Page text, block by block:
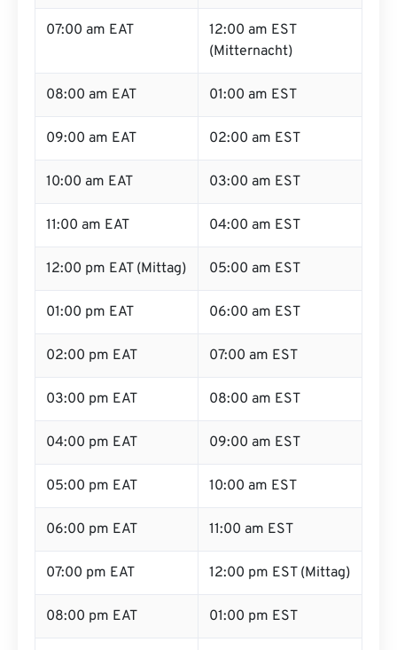
07:00 am EAT
12:00 am EST
(Mitternacht)
08:00 am EAT 01:00 am EST
09:00 am EAT 02:00 am EST
10:00 am EAT 03:00 am EST
11:00 am EAT 04:00 am EST
12:00 pm EAT (Mittag) 05:00 am EST
01:00 pm EAT 06:00 am EST
02:00 pm EAT 07:00 am EST
03:00 pm EAT 08:00 am EST
04:00 pm EAT 09:00 am EST
05:00 pm EAT 10:00 am EST
06:00 pm EAT 11:00 am EST
07:00 pm EAT 12:00 pm EST (Mittag)
08:00 pm EAT 01:00 pm EST